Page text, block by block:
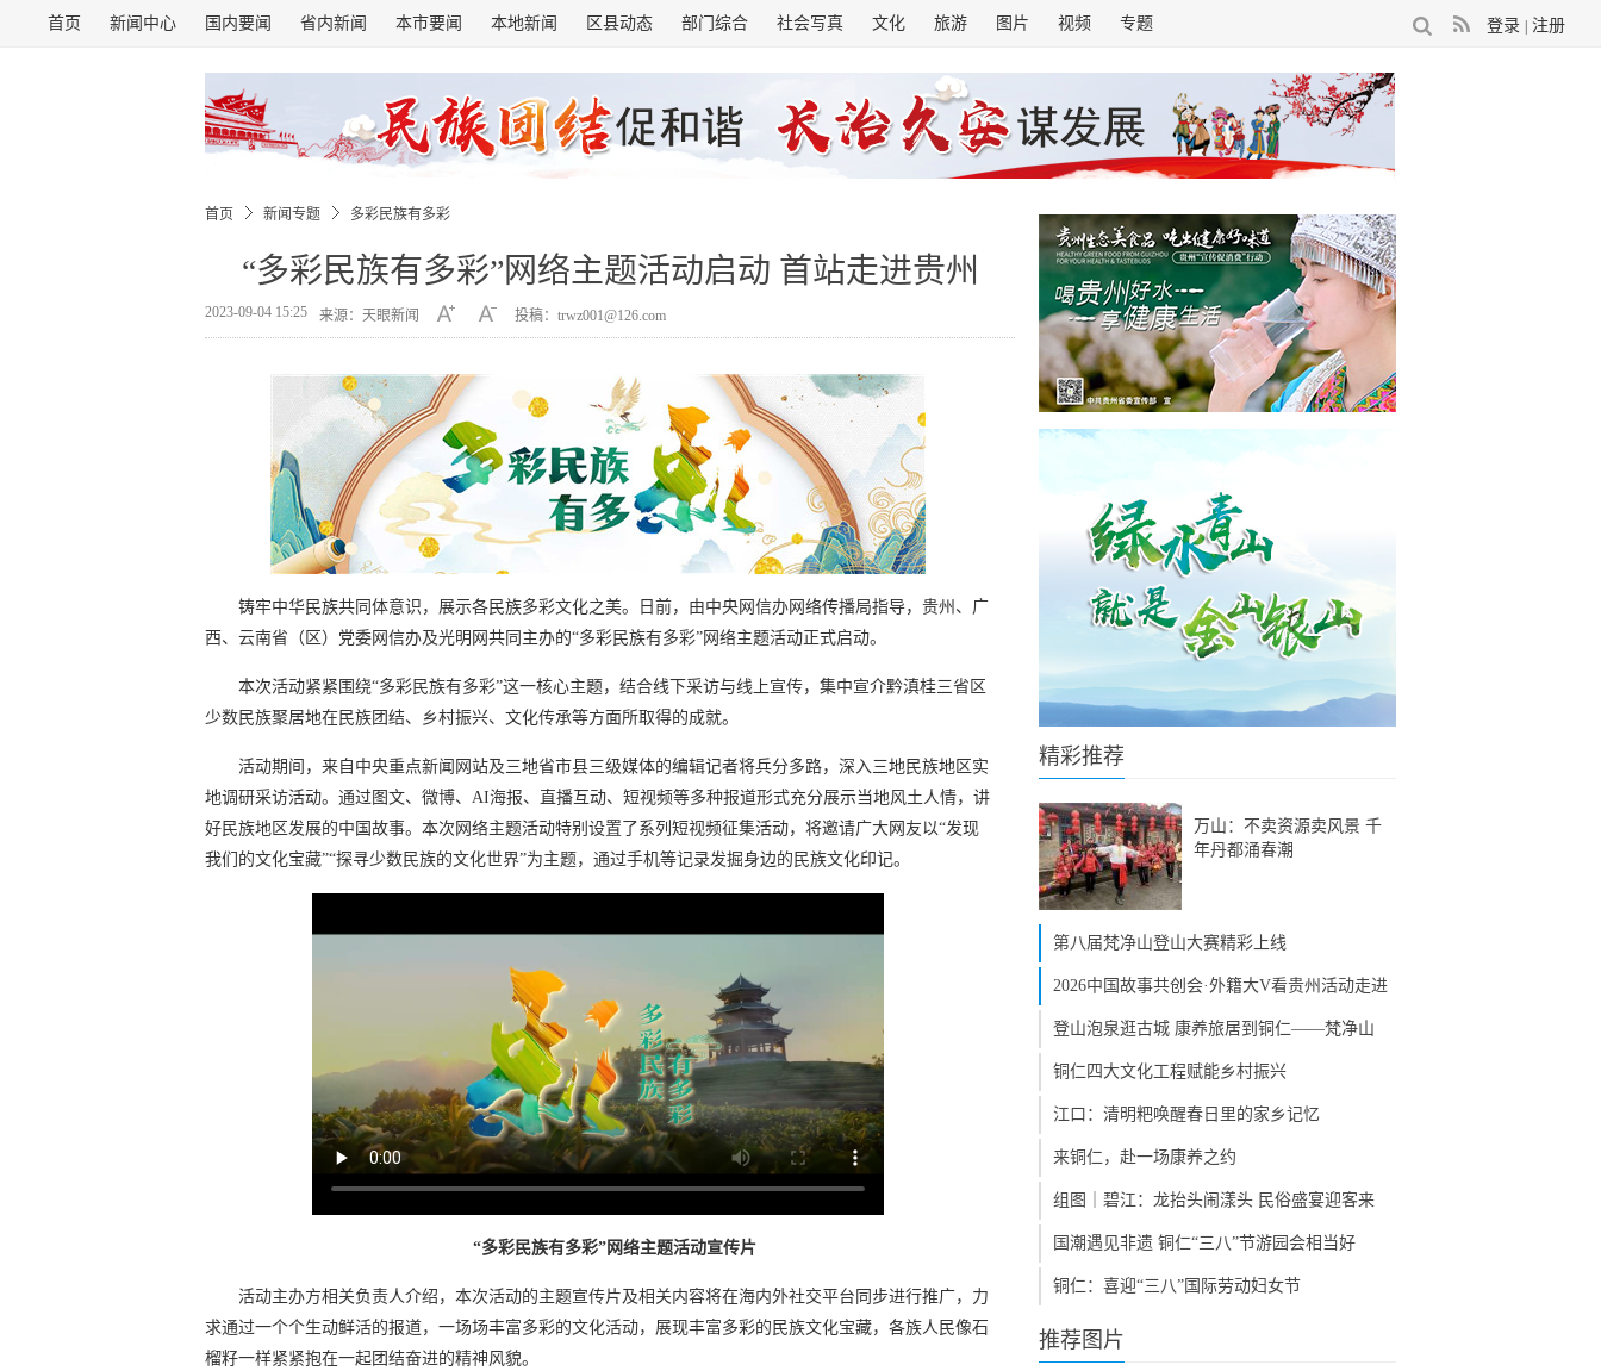
登录 注册
首页 新闻中心 国内要闻 省内新闻 本市要闻 本地新闻 区县动态 部门综合 社会写真 文化 旅游 图片 视频 专题
首页 新闻专题 多彩民族有多彩
“多彩民族有多彩”网络主题活动启动 首站走进贵州
2023-09-04 15:25 来源：天眼新闻 投稿：trwz001@126.com
铸牢中华民族共同体意识，展示各民族多彩文化之美。日前，由中央网信办网络传播局指导，贵州、广
西、云南省（区）党委网信办及光明网共同主办的“多彩民族有多彩”网络主题活动正式启动。
本次活动紧紧围绕“多彩民族有多彩”这一核心主题，结合线下采访与线上宣传，集中宣介黔滇桂三省区
少数民族聚居地在民族团结、乡村振兴、文化传承等方面所取得的成就。
活动期间，来自中央重点新闻网站及三地省市县三级媒体的编辑记者将兵分多路，深入三地民族地区实
地调研采访活动。通过图文、微博、AI海报、直播互动、短视频等多种报道形式充分展示当地风土人情，讲
好民族地区发展的中国故事。本次网络主题活动特别设置了系列短视频征集活动，将邀请广大网友以“发现
我们的文化宝藏”“探寻少数民族的文化世界”为主题，通过手机等记录发掘身边的民族文化印记。
“多彩民族有多彩”网络主题活动宣传片
活动主办方相关负责人介绍，本次活动的主题宣传片及相关内容将在海内外社交平台同步进行推广，力
求通过一个个生动鲜活的报道，一场场丰富多彩的文化活动，展现丰富多彩的民族文化宝藏，各族人民像石
榴籽一样紧紧抱在一起团结奋进的精神风貌。
精彩推荐
万山：不卖资源卖风景 千
年丹都涌春潮
第八届梵净山登山大赛精彩上线
2026中国故事共创会·外籍大V看贵州活动走进
登山泡泉逛古城 康养旅居到铜仁——梵净山
铜仁四大文化工程赋能乡村振兴
江口：清明粑唤醒春日里的家乡记忆
来铜仁，赴一场康养之约
组图｜碧江：龙抬头闹漾头 民俗盛宴迎客来
国潮遇见非遗 铜仁“三八”节游园会相当好
铜仁：喜迎“三八”国际劳动妇女节
推荐图片